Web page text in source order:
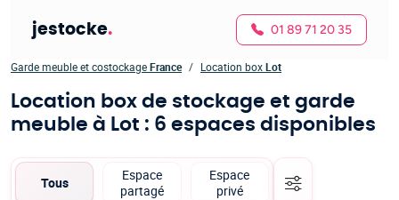
jestocke. 01 89 71 20 35
Garde meuble et costockageFrance Location boxLot
Location box de stockage et garde
meuble à Lot : 6 espaces disponibles
Tous
Espace
partagé
Espace
privé